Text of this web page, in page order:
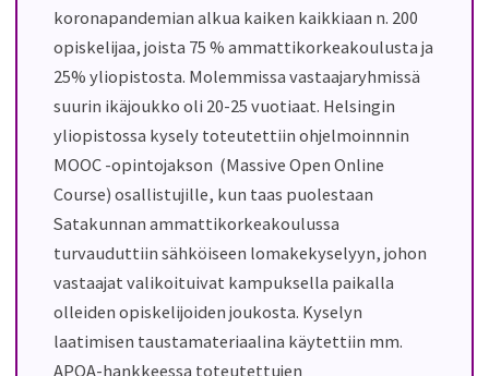
koronapandemian alkua kaiken kaikkiaan n. 200
opiskelijaa, joista 75 % ammattikorkeakoulusta ja
25% yliopistosta. Molemmissa vastaajaryhmissä
suurin ikäjoukko oli 20-25 vuotiaat. Helsingin
yliopistossa kysely toteutettiin ohjelmoinnnin
MOOC -opintojakson (MassiveOpen Online
Course)osallistujille, kun taas puolestaan
Satakunnan ammattikorkeakoulussa
turvauduttiin sähköiseen lomakekyselyyn, johon
vastaajat valikoituivat kampuksella paikalla
olleiden opiskelijoiden joukosta. Kyselyn
laatimisen taustamateriaalina käytettiin mm.
APOA-hankkeessa toteutettujen